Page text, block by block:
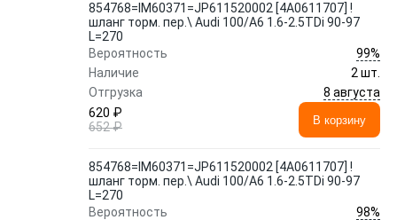
854768=IM60371=JP611520002 [4A0611707] !
шланг торм. пер.\ Audi 100/A6 1.6-2.5TDi 90-97
L=270
Вероятность
99%
Наличие
2 шт.
Отгрузка
8 августа
620 ₽
652 ₽
В корзину
854768=IM60371=JP611520002 [4A0611707] !
шланг торм. пер.\ Audi 100/A6 1.6-2.5TDi 90-97
L=270
Вероятность
98%